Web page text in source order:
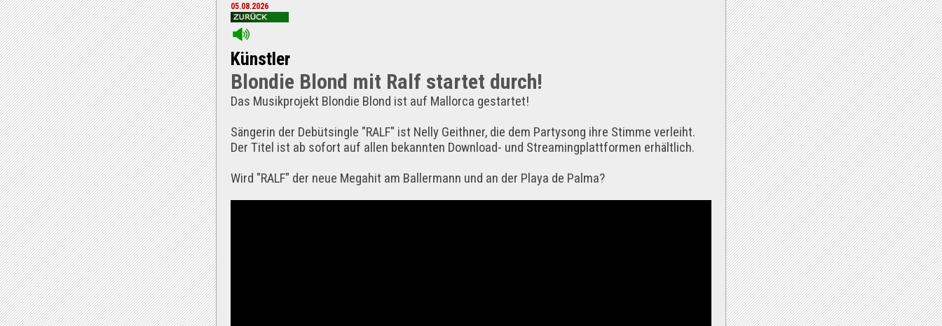
05.08.2026
Künstler
Blondie Blond mit Ralf startet durch!
Das Musikprojekt Blondie Blond ist auf Mallorca gestartet!
Sängerin der Debütsingle "RALF" ist Nelly Geithner, die dem Partysong ihre Stimme verleiht.
Der Titel ist ab sofort auf allen bekannten Download- und Streamingplattformen erhältlich.
Wird "RALF" der neue Megahit am Ballermann und an der Playa de Palma?